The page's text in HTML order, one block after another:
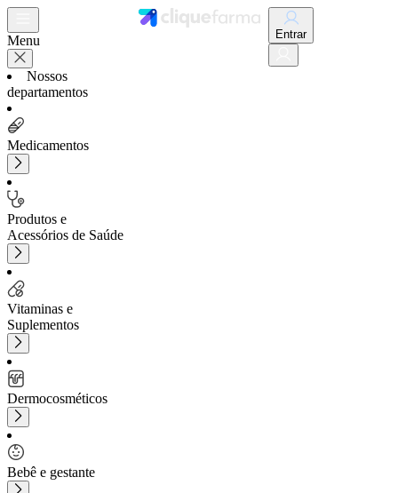
Menu
Nossos
departamentos
Medicamentos
Produtos e
Acessórios de Saúde
Vitaminas e
Suplementos
Dermocosméticos
Bebê e gestante
Entrar